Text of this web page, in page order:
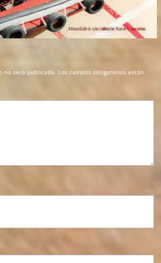
no será publicada. Los campos obligatorios están